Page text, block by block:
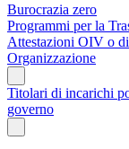
Burocrazia zero
Programmi per la
Attestazioni OIV o
Organizzazione
Titolari di incarichi
governo